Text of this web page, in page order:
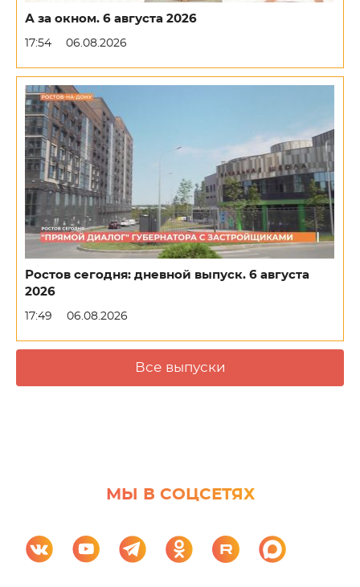
А за окном. 6 августа 2026
17:54 06.08.2026
Ростов сегодня: дневной выпуск. 6 августа
2026
17:49 06.08.2026
Все выпуски
МЫ В СОЦСЕТЯХ